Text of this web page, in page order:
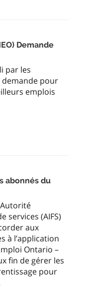
Demande
par les
demande pour
emplois
abonnés du
services (AIFS)
aux
à l’application
Ontario –
fin de gérer les
pour